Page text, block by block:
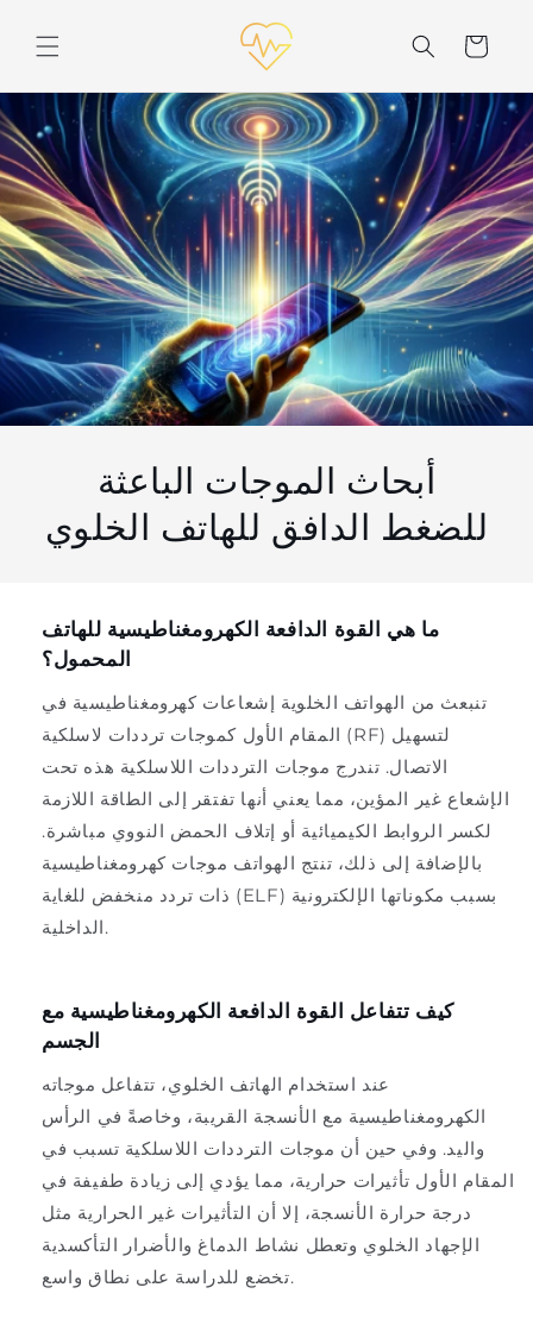
المحتوى
نَقْل
أبحاث الموجات الباعثة
للضغط الدافق للهاتف الخلوي
ما هي القوة الدافعة الكهرومغناطيسية للهاتف
المحمول؟
تنبعث من الهواتف الخلوية إشعاعات كهرومغناطيسية في
المقام الأول كموجات ترددات لاسلكية (RF) لتسهيل
الاتصال. تندرج موجات الترددات اللاسلكية هذه تحت
الإشعاع غير المؤين، مما يعني أنها تفتقر إلى الطاقة اللازمة
لكسر الروابط الكيميائية أو إتلاف الحمض النووي مباشرة.
بالإضافة إلى ذلك، تنتج الهواتف موجات كهرومغناطيسية
ذات تردد منخفض للغاية (ELF) بسبب مكوناتها الإلكترونية
الداخلية.
كيف تتفاعل القوة الدافعة الكهرومغناطيسية مع
الجسم
عند استخدام الهاتف الخلوي، تتفاعل موجاته
الكهرومغناطيسية مع الأنسجة القريبة، وخاصةً في الرأس
واليد. وفي حين أن موجات الترددات اللاسلكية تسبب في
المقام الأول تأثيرات حرارية، مما يؤدي إلى زيادة طفيفة في
درجة حرارة الأنسجة، إلا أن التأثيرات غير الحرارية مثل
الإجهاد الخلوي وتعطل نشاط الدماغ والأضرار التأكسدية
تخضع للدراسة على نطاق واسع.